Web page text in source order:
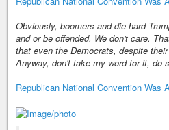
Obviously, boomers and die hard
and or be offended. We don't care.
that even the Democrats, despite
Anyway, don't take my word for it, do
Republican National Convention Was